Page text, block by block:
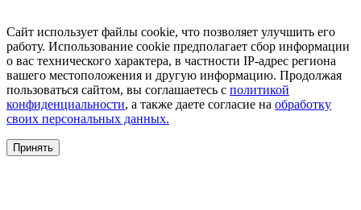
Сайт использует файлы cookie, что позволяет улучшить его
работу. Использование cookie предполагает сбор информации
о вас технического характера, в частности IP-адрес региона
вашего местоположения и другую информацию. Продолжая
пользоваться сайтом, вы соглашаетесь с политикой
конфиденциальности, а также даете согласие на обработку
своих персональных данных.
Принять